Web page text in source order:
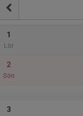
1
Lör
2
Sön
3